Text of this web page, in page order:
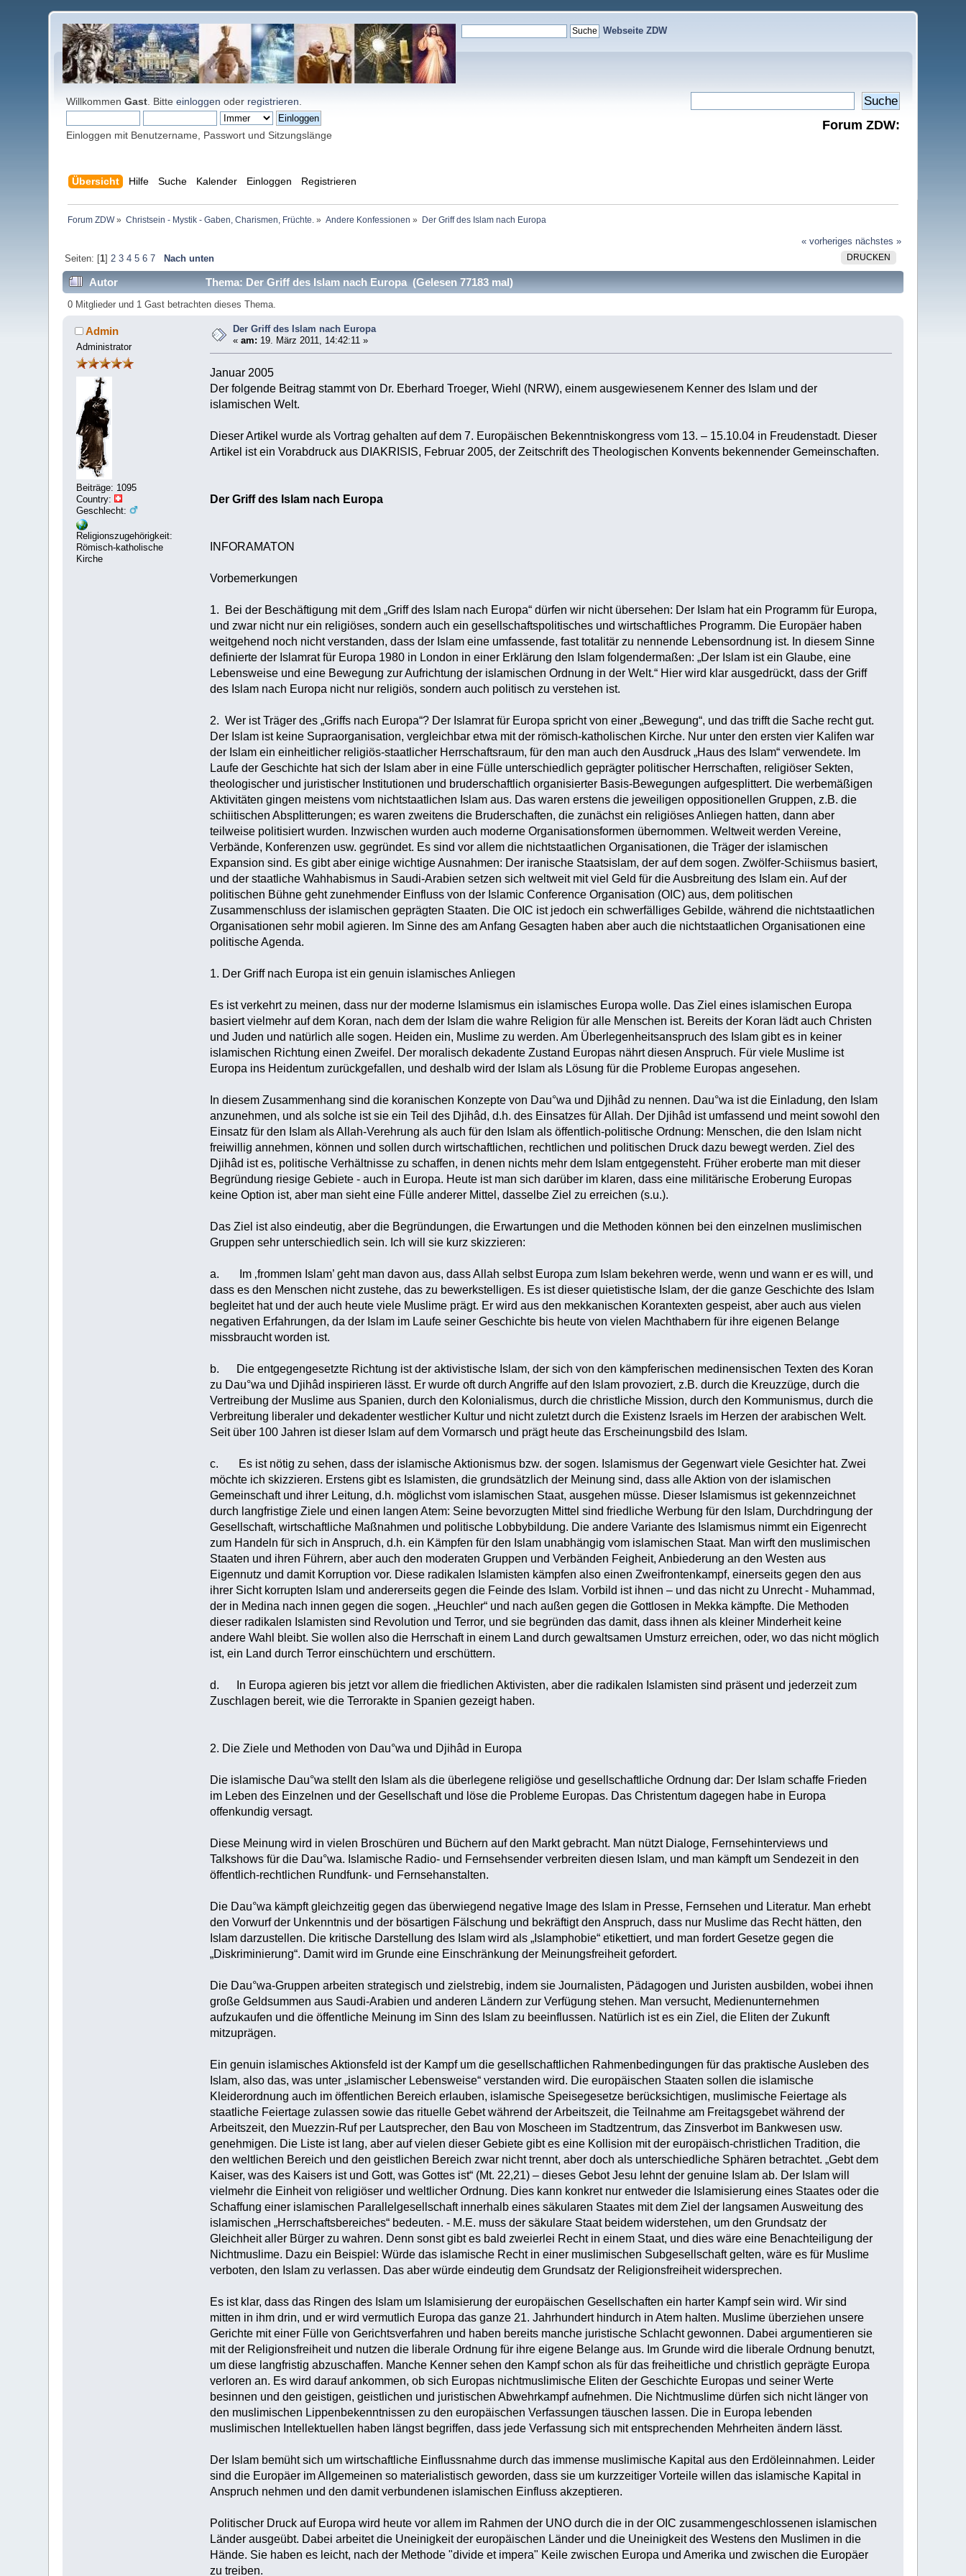
Webseite ZDW
WillkommenGast . Bitteeinloggen oder registrieren
Einloggen mit Benutzername, Passwort und Sitzungslänge
Forum ZDW:
Übersicht Hilfe Suche Kalender Einloggen Registrieren
Forum ZDW» Christsein - Mystik - Gaben, Charismen, Früchte.» Andere Konfessionen » Der Griff des Islam nach Europa
« vorheriges nächstes »
DRUCKEN
Seiten: [1] 2 3 4 5 6 7 Nach unten
Autor Thema: Der Griff des Islam nach Europa (Gelesen 77183 mal)
0 Mitglieder und 1 Gast betrachten dieses Thema.
Admin
Administrator
Beiträge: 1095
Country:
Geschlecht:
Religionszugehörigkeit:
Römisch-katholische
Kirche
Der Griff des Islam nach Europa
«am: 19. März 2011, 14:42:11 »
Januar 2005
Der folgende Beitrag stammt von Dr. Eberhard Troeger, Wiehl (NRW), einem ausgewiesenem Kenner des Islam und der
islamischen Welt.
Dieser Artikel wurde als Vortrag gehalten auf dem 7. Europäischen Bekenntniskongress vom 13. – 15.10.04 in Freudenstadt. Dieser
Artikel ist ein Vorabdruck aus DIAKRISIS, Februar 2005, der Zeitschrift des Theologischen Konvents bekennender Gemeinschaften.
Der Griff des Islam nach Europa
INFORAMATON
Vorbemerkungen
1. Bei der Beschäftigung mit dem „Griff des Islam nach Europa“ dürfen wir nicht übersehen: Der Islam hat ein Programm für Europa,
und zwar nicht nur ein religiöses, sondern auch ein gesellschaftspolitisches und wirtschaftliches Programm. Die Europäer haben
weitgehend noch nicht verstanden, dass der Islam eine umfassende, fast totalitär zu nennende Lebensordnung ist. In diesem Sinne
definierte der Islamrat für Europa 1980 in London in einer Erklärung den Islam folgendermaßen: „Der Islam ist ein Glaube, eine
Lebensweise und eine Bewegung zur Aufrichtung der islamischen Ordnung in der Welt.“ Hier wird klar ausgedrückt, dass der Griff
des Islam nach Europa nicht nur religiös, sondern auch politisch zu verstehen ist.
2. Wer ist Träger des „Griffs nach Europa“? Der Islamrat für Europa spricht von einer „Bewegung“, und das trifft die Sache recht gut.
Der Islam ist keine Supraorganisation, vergleichbar etwa mit der römisch-katholischen Kirche. Nur unter den ersten vier Kalifen war
der Islam ein einheitlicher religiös-staatlicher Herrschaftsraum, für den man auch den Ausdruck „Haus des Islam“ verwendete. Im
Laufe der Geschichte hat sich der Islam aber in eine Fülle unterschiedlich geprägter politischer Herrschaften, religiöser Sekten,
theologischer und juristischer Institutionen und bruderschaftlich organisierter Basis-Bewegungen aufgesplittert. Die werbemäßigen
Aktivitäten gingen meistens vom nichtstaatlichen Islam aus. Das waren erstens die jeweiligen oppositionellen Gruppen, z.B. die
schiitischen Absplitterungen; es waren zweitens die Bruderschaften, die zunächst ein religiöses Anliegen hatten, dann aber
teilweise politisiert wurden. Inzwischen wurden auch moderne Organisationsformen übernommen. Weltweit werden Vereine,
Verbände, Konferenzen usw. gegründet. Es sind vor allem die nichtstaatlichen Organisationen, die Träger der islamischen
Expansion sind. Es gibt aber einige wichtige Ausnahmen: Der iranische Staatsislam, der auf dem sogen. Zwölfer-Schiismus basiert,
und der staatliche Wahhabismus in Saudi-Arabien setzen sich weltweit mit viel Geld für die Ausbreitung des Islam ein. Auf der
politischen Bühne geht zunehmender Einfluss von der Islamic Conference Organisation (OIC) aus, dem politischen
Zusammenschluss der islamischen geprägten Staaten. Die OIC ist jedoch ein schwerfälliges Gebilde, während die nichtstaatlichen
Organisationen sehr mobil agieren. Im Sinne des am Anfang Gesagten haben aber auch die nichtstaatlichen Organisationen eine
politische Agenda.
1. Der Griff nach Europa ist ein genuin islamisches Anliegen
Es ist verkehrt zu meinen, dass nur der moderne Islamismus ein islamisches Europa wolle. Das Ziel eines islamischen Europa
basiert vielmehr auf dem Koran, nach dem der Islam die wahre Religion für alle Menschen ist. Bereits der Koran lädt auch Christen
und Juden und natürlich alle sogen. Heiden ein, Muslime zu werden. Am Überlegenheitsanspruch des Islam gibt es in keiner
islamischen Richtung einen Zweifel. Der moralisch dekadente Zustand Europas nährt diesen Anspruch. Für viele Muslime ist
Europa ins Heidentum zurückgefallen, und deshalb wird der Islam als Lösung für die Probleme Europas angesehen.
In diesem Zusammenhang sind die koranischen Konzepte von Dau°wa und Djihâd zu nennen. Dau°wa ist die Einladung, den Islam
anzunehmen, und als solche ist sie ein Teil des Djihâd, d.h. des Einsatzes für Allah. Der Djihâd ist umfassend und meint sowohl den
Einsatz für den Islam als Allah-Verehrung als auch für den Islam als öffentlich-politische Ordnung: Menschen, die den Islam nicht
freiwillig annehmen, können und sollen durch wirtschaftlichen, rechtlichen und politischen Druck dazu bewegt werden. Ziel des
Djihâd ist es, politische Verhältnisse zu schaffen, in denen nichts mehr dem Islam entgegensteht. Früher eroberte man mit dieser
Begründung riesige Gebiete - auch in Europa. Heute ist man sich darüber im klaren, dass eine militärische Eroberung Europas
keine Option ist, aber man sieht eine Fülle anderer Mittel, dasselbe Ziel zu erreichen (s.u.).
Das Ziel ist also eindeutig, aber die Begründungen, die Erwartungen und die Methoden können bei den einzelnen muslimischen
Gruppen sehr unterschiedlich sein. Ich will sie kurz skizzieren:
a. Im ‚frommen Islam’ geht man davon aus, dass Allah selbst Europa zum Islam bekehren werde, wenn und wann er es will, und
dass es den Menschen nicht zustehe, das zu bewerkstelligen. Es ist dieser quietistische Islam, der die ganze Geschichte des Islam
begleitet hat und der auch heute viele Muslime prägt. Er wird aus den mekkanischen Korantexten gespeist, aber auch aus vielen
negativen Erfahrungen, da der Islam im Laufe seiner Geschichte bis heute von vielen Machthabern für ihre eigenen Belange
missbraucht worden ist.
b. Die entgegengesetzte Richtung ist der aktivistische Islam, der sich von den kämpferischen medinensischen Texten des Koran
zu Dau°wa und Djihâd inspirieren lässt. Er wurde oft durch Angriffe auf den Islam provoziert, z.B. durch die Kreuzzüge, durch die
Vertreibung der Muslime aus Spanien, durch den Kolonialismus, durch die christliche Mission, durch den Kommunismus, durch die
Verbreitung liberaler und dekadenter westlicher Kultur und nicht zuletzt durch die Existenz Israels im Herzen der arabischen Welt.
Seit über 100 Jahren ist dieser Islam auf dem Vormarsch und prägt heute das Erscheinungsbild des Islam.
c. Es ist nötig zu sehen, dass der islamische Aktionismus bzw. der sogen. Islamismus der Gegenwart viele Gesichter hat. Zwei
möchte ich skizzieren. Erstens gibt es Islamisten, die grundsätzlich der Meinung sind, dass alle Aktion von der islamischen
Gemeinschaft und ihrer Leitung, d.h. möglichst vom islamischen Staat, ausgehen müsse. Dieser Islamismus ist gekennzeichnet
durch langfristige Ziele und einen langen Atem: Seine bevorzugten Mittel sind friedliche Werbung für den Islam, Durchdringung der
Gesellschaft, wirtschaftliche Maßnahmen und politische Lobbybildung. Die andere Variante des Islamismus nimmt ein Eigenrecht
zum Handeln für sich in Anspruch, d.h. ein Kämpfen für den Islam unabhängig vom islamischen Staat. Man wirft den muslimischen
Staaten und ihren Führern, aber auch den moderaten Gruppen und Verbänden Feigheit, Anbiederung an den Westen aus
Eigennutz und damit Korruption vor. Diese radikalen Islamisten kämpfen also einen Zweifrontenkampf, einerseits gegen den aus
ihrer Sicht korrupten Islam und andererseits gegen die Feinde des Islam. Vorbild ist ihnen – und das nicht zu Unrecht - Muhammad,
der in Medina nach innen gegen die sogen. „Heuchler“ und nach außen gegen die Gottlosen in Mekka kämpfte. Die Methoden
dieser radikalen Islamisten sind Revolution und Terror, und sie begründen das damit, dass ihnen als kleiner Minderheit keine
andere Wahl bleibt. Sie wollen also die Herrschaft in einem Land durch gewaltsamen Umsturz erreichen, oder, wo das nicht möglich
ist, ein Land durch Terror einschüchtern und erschüttern.
d. In Europa agieren bis jetzt vor allem die friedlichen Aktivisten, aber die radikalen Islamisten sind präsent und jederzeit zum
Zuschlagen bereit, wie die Terrorakte in Spanien gezeigt haben.
2. Die Ziele und Methoden von Dau°wa und Djihâd in Europa
Die islamische Dau°wa stellt den Islam als die überlegene religiöse und gesellschaftliche Ordnung dar: Der Islam schaffe Frieden
im Leben des Einzelnen und der Gesellschaft und löse die Probleme Europas. Das Christentum dagegen habe in Europa
offenkundig versagt.
Diese Meinung wird in vielen Broschüren und Büchern auf den Markt gebracht. Man nützt Dialoge, Fernsehinterviews und
Talkshows für die Dau°wa. Islamische Radio- und Fernsehsender verbreiten diesen Islam, und man kämpft um Sendezeit in den
öffentlich-rechtlichen Rundfunk- und Fernsehanstalten.
Die Dau°wa kämpft gleichzeitig gegen das überwiegend negative Image des Islam in Presse, Fernsehen und Literatur. Man erhebt
den Vorwurf der Unkenntnis und der bösartigen Fälschung und bekräftigt den Anspruch, dass nur Muslime das Recht hätten, den
Islam darzustellen. Die kritische Darstellung des Islam wird als „Islamphobie“ etikettiert, und man fordert Gesetze gegen die
„Diskriminierung“. Damit wird im Grunde eine Einschränkung der Meinungsfreiheit gefordert.
Die Dau°wa-Gruppen arbeiten strategisch und zielstrebig, indem sie Journalisten, Pädagogen und Juristen ausbilden, wobei ihnen
große Geldsummen aus Saudi-Arabien und anderen Ländern zur Verfügung stehen. Man versucht, Medienunternehmen
aufzukaufen und die öffentliche Meinung im Sinn des Islam zu beeinflussen. Natürlich ist es ein Ziel, die Eliten der Zukunft
mitzuprägen.
Ein genuin islamisches Aktionsfeld ist der Kampf um die gesellschaftlichen Rahmenbedingungen für das praktische Ausleben des
Islam, also das, was unter „islamischer Lebensweise“ verstanden wird. Die europäischen Staaten sollen die islamische
Kleiderordnung auch im öffentlichen Bereich erlauben, islamische Speisegesetze berücksichtigen, muslimische Feiertage als
staatliche Feiertage zulassen sowie das rituelle Gebet während der Arbeitszeit, die Teilnahme am Freitagsgebet während der
Arbeitszeit, den Muezzin-Ruf per Lautsprecher, den Bau von Moscheen im Stadtzentrum, das Zinsverbot im Bankwesen usw.
genehmigen. Die Liste ist lang, aber auf vielen dieser Gebiete gibt es eine Kollision mit der europäisch-christlichen Tradition, die
den weltlichen Bereich und den geistlichen Bereich zwar nicht trennt, aber doch als unterschiedliche Sphären betrachtet. „Gebt dem
Kaiser, was des Kaisers ist und Gott, was Gottes ist“ (Mt. 22,21) – dieses Gebot Jesu lehnt der genuine Islam ab. Der Islam will
vielmehr die Einheit von religiöser und weltlicher Ordnung. Dies kann konkret nur entweder die Islamisierung eines Staates oder die
Schaffung einer islamischen Parallelgesellschaft innerhalb eines säkularen Staates mit dem Ziel der langsamen Ausweitung des
islamischen „Herrschaftsbereiches“ bedeuten. - M.E. muss der säkulare Staat beidem widerstehen, um den Grundsatz der
Gleichheit aller Bürger zu wahren. Denn sonst gibt es bald zweierlei Recht in einem Staat, und dies wäre eine Benachteiligung der
Nichtmuslime. Dazu ein Beispiel: Würde das islamische Recht in einer muslimischen Subgesellschaft gelten, wäre es für Muslime
verboten, den Islam zu verlassen. Das aber würde eindeutig dem Grundsatz der Religionsfreiheit widersprechen.
Es ist klar, dass das Ringen des Islam um Islamisierung der europäischen Gesellschaften ein harter Kampf sein wird. Wir sind
mitten in ihm drin, und er wird vermutlich Europa das ganze 21. Jahrhundert hindurch in Atem halten. Muslime überziehen unsere
Gerichte mit einer Fülle von Gerichtsverfahren und haben bereits manche juristische Schlacht gewonnen. Dabei argumentieren sie
mit der Religionsfreiheit und nutzen die liberale Ordnung für ihre eigene Belange aus. Im Grunde wird die liberale Ordnung benutzt,
um diese langfristig abzuschaffen. Manche Kenner sehen den Kampf schon als für das freiheitliche und christlich geprägte Europa
verloren an. Es wird darauf ankommen, ob sich Europas nichtmuslimische Eliten der Geschichte Europas und seiner Werte
besinnen und den geistigen, geistlichen und juristischen Abwehrkampf aufnehmen. Die Nichtmuslime dürfen sich nicht länger von
den muslimischen Lippenbekenntnissen zu den europäischen Verfassungen täuschen lassen. Die in Europa lebenden
muslimischen Intellektuellen haben längst begriffen, dass jede Verfassung sich mit entsprechenden Mehrheiten ändern lässt.
Der Islam bemüht sich um wirtschaftliche Einflussnahme durch das immense muslimische Kapital aus den Erdöleinnahmen. Leider
sind die Europäer im Allgemeinen so materialistisch geworden, dass sie um kurzzeitiger Vorteile willen das islamische Kapital in
Anspruch nehmen und den damit verbundenen islamischen Einfluss akzeptieren.
Politischer Druck auf Europa wird heute vor allem im Rahmen der UNO durch die in der OIC zusammengeschlossenen islamischen
Länder ausgeübt. Dabei arbeitet die Uneinigkeit der europäischen Länder und die Uneinigkeit des Westens den Muslimen in die
Hände. Sie haben es leicht, nach der Methode "divide et impera" Keile zwischen Europa und Amerika und zwischen die Europäer
zu treiben.